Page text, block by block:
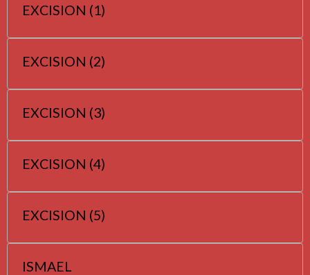
EXCISION (1)
EXCISION (2)
EXCISION (3)
EXCISION (4)
EXCISION (5)
ISMAEL